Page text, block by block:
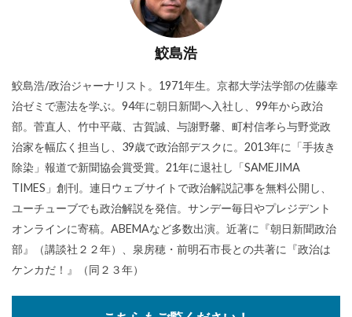
鮫島浩
鮫島浩/政治ジャーナリスト。1971年生。京都大学法学部の佐藤幸
治ゼミで憲法を学ぶ。94年に朝日新聞へ入社し、99年から政治
部。菅直人、竹中平蔵、古賀誠、与謝野馨、町村信孝ら与野党政
治家を幅広く担当し、39歳で政治部デスクに。2013年に「手抜き
除染」報道で新聞協会賞受賞。21年に退社し「SAMEJIMA
TIMES」創刊。連日ウェブサイトで政治解説記事を無料公開し、
ユーチューブでも政治解説を発信。サンデー毎日やプレジデント
オンラインに寄稿。ABEMAなど多数出演。近著に『朝日新聞政治
部』（講談社２２年）、泉房穂・前明石市長との共著に『政治は
ケンカだ！』（同２３年）